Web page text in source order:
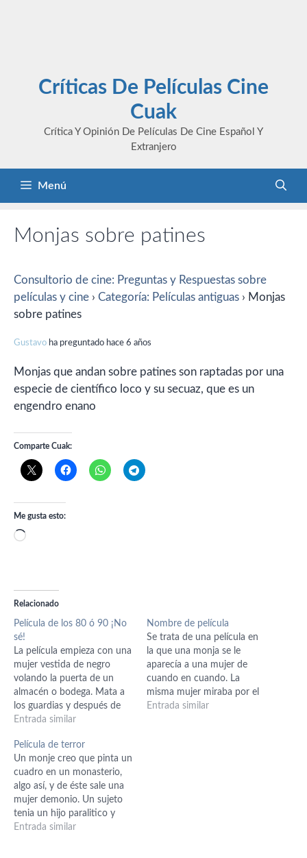
Críticas De Películas Cine
Cuak
Crítica Y Opinión De Películas De Cine Español Y
Extranjero
Menú
Monjas sobre patines
Consultorio de cine: Preguntas y Respuestas sobre
películas y cine › Categoría: Películas antiguas › Monjas
sobre patines
Gustavo ha preguntado hace 6 años
Monjas que andan sobre patines son raptadas por una
especie de científico loco y su secuaz, que es un
engendro enano
Comparte Cuak:
Me gusta esto:
Cargando...
Relacionado
Película de los 80 ó 90 ¡No
sé!
La película empieza con una
mujer vestida de negro
volando la puerta de un
almacén o bodega. Mata a
los guardias y después de
una de las cajas de la
rubí o diamante color rojo.
Con los cadáveres de los
guardias hace una especie
de…
Entrada similar
Nombre de película
Se trata de una película en
la que una monja se le
aparecía a una mujer de
cuando en cuando. La
misma mujer miraba por el
espejo de su cuarto a un
Entrada similar
Película de terror
Un monje creo que pinta un
cuadro en un monasterio,
algo así, y de éste sale una
mujer demonio. Un sujeto
tenia un hijo paralitico y
ésta intenta hacer algo con
Entrada similar